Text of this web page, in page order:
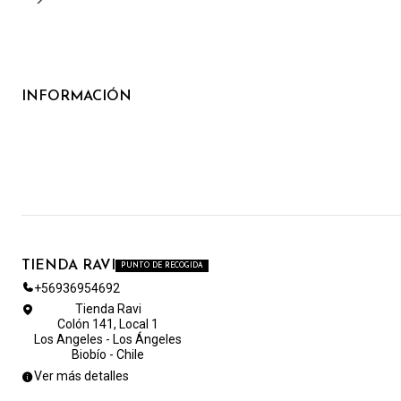
INFORMACIÓN
TIENDA RAVI PUNTO DE RECOGIDA
+56936954692
Tienda Ravi
Colón 141, Local 1
Los Angeles - Los Ángeles
Biobío - Chile
Ver más detalles